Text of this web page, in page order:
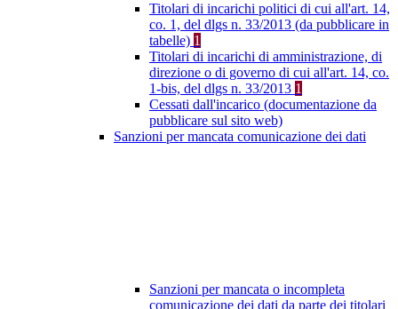
Titolari di incarichi politici di cui all'art. 14,
co. 1, del dlgs n. 33/2013 (da pubblicare in
tabelle) 1
Titolari di incarichi di amministrazione, di
direzione o di governo di cui all'art. 14, co.
1-bis, del dlgs n. 33/2013 1
Cessati dall'incarico (documentazione da
pubblicare sul sito web)
Sanzioni per mancata comunicazione dei dati
Sanzioni per mancata o incompleta
comunicazione dei dati da parte dei titolari